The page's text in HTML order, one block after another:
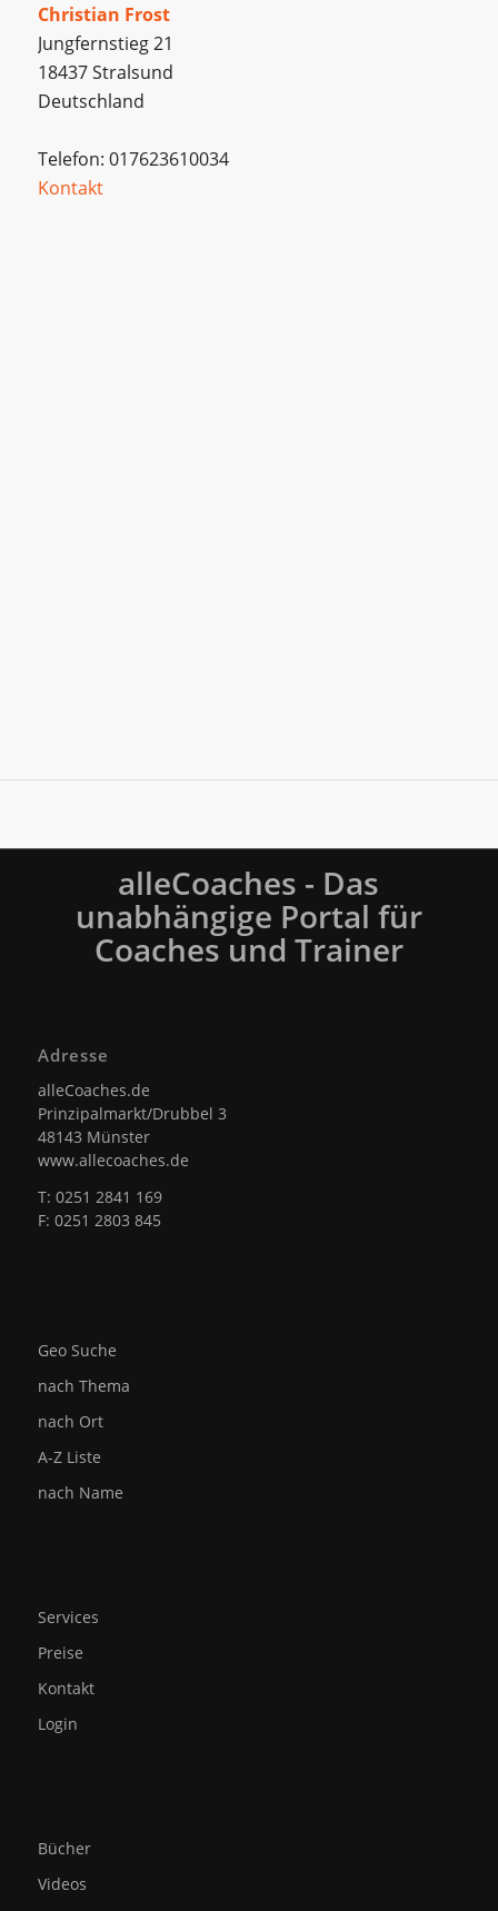
Christian Frost
Jungfernstieg 21
18437 Stralsund
Deutschland
Telefon: 017623610034
Kontakt
alleCoaches - Das
unabhängige Portal für
Coaches und Trainer
Adresse
alleCoaches.de
Prinzipalmarkt/Drubbel 3
48143 Münster
www.allecoaches.de
T: 0251 2841 169
F: 0251 2803 845
Geo Suche
nach Thema
nach Ort
A-Z Liste
nach Name
Services
Preise
Kontakt
Login
Bücher
Videos